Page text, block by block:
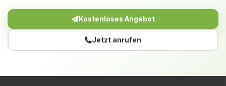
Kostenloses Angebot
Jetzt anrufen